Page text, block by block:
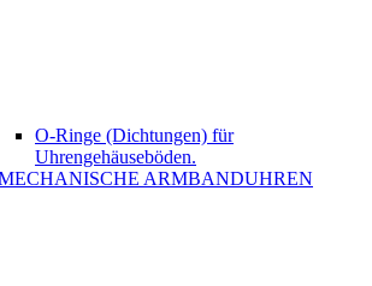
O-Ringe (Dichtungen) für
Uhrengehäuseböden.
ARMBANDUHREN